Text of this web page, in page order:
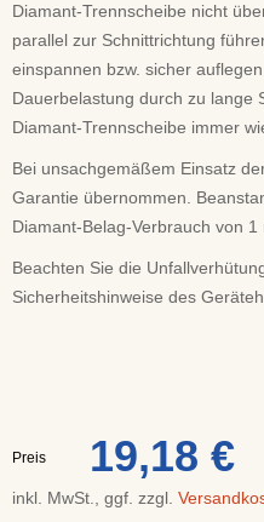
Diamant-Trennscheibe nicht
parallel zur Schnittrichtung
einspannen bzw. sicher
Dauerbelastung durch zu lange
Diamant-Trennscheibe immer
Bei unsachgemäßem Einsatz
Garantie übernommen.
Diamant-Belag-Verbrauch von
Beachten Sie die
Sicherheitshinweise des
Preis 19,18 €
inkl. MwSt., ggf. zzgl.